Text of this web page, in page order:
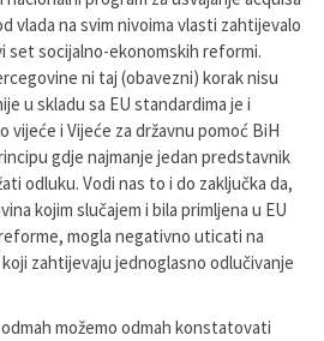
vlada na svim nivoima vlasti zahtijevalo
set socijalno-ekonomskih reformi.
ni taj (obavezni) korak nisu
u skladu sa EU standardima je i
vijeće i Vijeće za državnu pomoć BiH
gdje najmanje jedan predstavnik
odluku. Vodi nas to i do zaključka da,
kojim slučajem i bila primljena u EU
mogla negativno uticati na
zahtijevaju jednoglasno odlučivanje
možemo odmah konstatovati